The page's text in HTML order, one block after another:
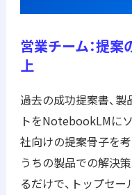
営業チーム：提
上
過去の成功提案書、
トをNotebookLMに
社向けの提案骨子を考
うちの製品での解決
るだけで、トップセ